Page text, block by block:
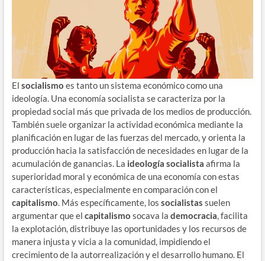
El socialismo es tanto un sistema económico como una
ideología. Una economía socialista se caracteriza por la
propiedad social más que privada de los medios de producción.
También suele organizar la actividad económica mediante la
planificación en lugar de las fuerzas del mercado, y orienta la
producción hacia la satisfacción de necesidades en lugar de la
acumulación de ganancias. La ideología socialista afirma la
superioridad moral y económica de una economía con estas
características, especialmente en comparación con el
capitalismo. Más específicamente, los socialistas suelen
argumentar que el capitalismo socava la democracia, facilita
la explotación, distribuye las oportunidades y los recursos de
manera injusta y vicia a la comunidad, impidiendo el
crecimiento de la autorrealización y el desarrollo humano. El